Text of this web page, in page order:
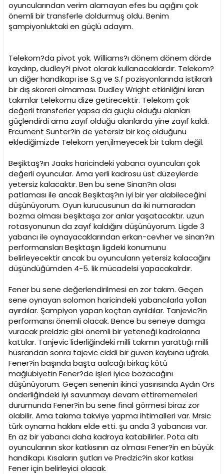
oyuncularından verim alamayan efes bu açığını çok
önemli bir transferle doldurmuş oldu. Benim
şampiyonluktaki en güçlü adayım.
Telekom?da pivot yok. Williams?ı dönem dönem dörde
kaydırıp, dudley?i pivot olarak kullanacaklardır. Telekom?
un diğer handikapı ise S.g ve S.f pozisyonlarında istikrarlı
bir dış skoreri olmaması. Dudley Wright etkinliğini kıran
takımlar telekomu dize getirecektir. Telekom çok
değerli transferler yapsa da güçlü olduğu alanları
güçlendirdi ama zayıf olduğu alanlarda yine zayıf kaldı.
Ercüment Sunter?in de yetersiz bir koç olduğunu
eklediğimizde Telekom yen,ilmeyecek bir takım değil.
Beşiktaş?ın Jaaks haricindeki yabancı oyuncuları çok
değerli oyuncular. Ama yerli kadrosu üst düzeylerde
yetersiz kalacaktır. Ben bu sene Sinan?ın olası
patlaması ile ancak Beşiktaş?ın iyi bir yer alabileceğini
düşünüyorum. Oyun kurucusunun da iki numaradan
bozma olması beşiktaşa zor anlar yaşatacaktır. uzun
rotasyonunun da zayıf kaldığını düşünüyorum. Ligde 3
yabancı ile oynayacaklarından erkan-cevher ve sinan?ın
performansları Beşktaşın ligdeki konumunu
belirleyecektir ancak bu oyuncuların yetersiz kalacağını
düşündüğümden 4-5. lik mücadelsi yapacakalrdır.
Fener bu sene değerlendirilmesi en zor takım. Geçen
sene oynayan solomon haricindeki yabancılarla yolları
ayırdılar. Şampiyon yapan koçtan ayrıldılar. Tanjevic?in
performansı önemli olacak. Bence bu seneye damga
vuracak preldzic gibi önemli bir yeteneği kadrolarına
kattılar. Tanjevic liderliğindeki milli takımın yarattığı milli
hüsrandan sonra tajevic ciddi bir güven kaybına uğrakı.
Fener?in başında başta aalcağı birkaç kötü
mağlubiyetin Fener?de işleri iyice bozacağını
düşünüyorum. Geçen senenin ikinci yasırısında Aydın Örs
önderliğindeki iyi savunmayı devam ettirememeleri
durumunda Fener?in bu sene final görmesi biraz zor
olabilir. Ama takıma takviye yapma ihtimalleri var. Mrsic
türk oynama hakkını elde etti. şu anda 3 yabancısı var.
En az bir yabancı daha kadroya katabilirler. Pota altı
oyuncularının skor katkısının az olması Fener?in en büyük
handikapı. Kısaların şutları ve Predzic?in skor katkısı
Fener için belirleyici olacak.